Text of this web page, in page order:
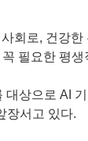
회로, 건강
필요한 평
상으로 AI
장서고 있다.